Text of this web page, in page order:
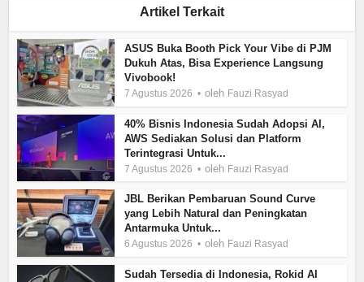
Artikel Terkait
ASUS Buka Booth Pick Your Vibe di PJM
Dukuh Atas, Bisa Experience Langsung
Vivobook!
7 Agustus 2026 oleh Fauzi Rasyad
40% Bisnis Indonesia Sudah Adopsi AI,
AWS Sediakan Solusi dan Platform
Terintegrasi Untuk...
7 Agustus 2026 oleh Fauzi Rasyad
JBL Berikan Pembaruan Sound Curve
yang Lebih Natural dan Peningkatan
Antarmuka Untuk...
6 Agustus 2026 oleh Fauzi Rasyad
Sudah Tersedia di Indonesia, Rokid AI